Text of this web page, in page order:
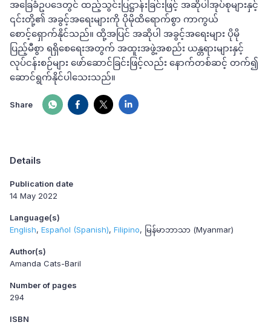
အခြေခံဥပဒေတွင် ထည့်သွင်းပြဋ္ဌာန်းခြင်းဖြင့် အဆိုပါအုပ်စုများနှင့်
၎င်းတို့၏ အခွင့်အရေးများကို ပိုမိုထိရောက်စွာ ကာကွယ်
စောင့်ရှောက်နိုင်သည်။ ထို့အပြင် အဆိုပါ အခွင့်အရေးများ ပိုမို
ပြည့်မီစွာ ရရှိစေရေးအတွက် အထူးအဖွဲ့အစည်း ယန္တရားများနှင့်
လုပ်ငန်းစဉ်များ ဖော်ဆောင်ခြင်းဖြင့်လည်း နောက်တစ်ဆင့် တက်၍
ဆောင်ရွက်နိုင်ပါသေးသည်။
Share
Details
Publication date
14 May 2022
Language(s)
English Español (Spanish) Filipino မြန်မာဘာသာ (Myanmar)
Author(s)
Amanda Cats-Baril
Number of pages
294
ISBN